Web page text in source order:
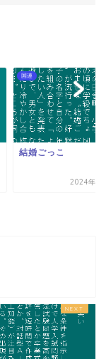
国連
結婚ごっこ
2024年11